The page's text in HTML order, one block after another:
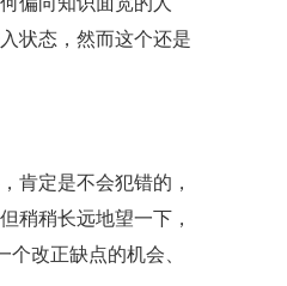
状态，然而这个还是
肯定是不会犯错的，
稍稍长远地望一下，
改正缺点的机会、